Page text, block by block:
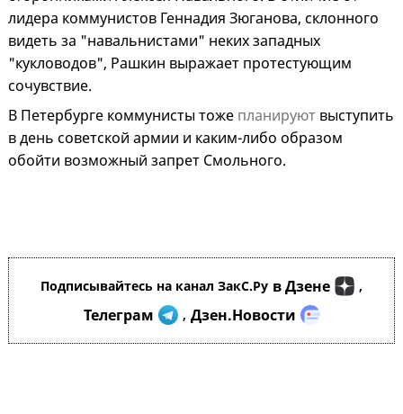
лидера коммунистов Геннадия Зюганова, склонного
видеть за "навальнистами" неких западных
"кукловодов", Рашкин выражает протестующим
сочувствие.
В Петербурге коммунисты тоже планируют выступить
в день советской армии и каким-либо образом
обойти возможный запрет Смольного.
Подписывайтесь на канал ЗакС.Ру в Дзене ,
Телеграм , Дзен.Новости